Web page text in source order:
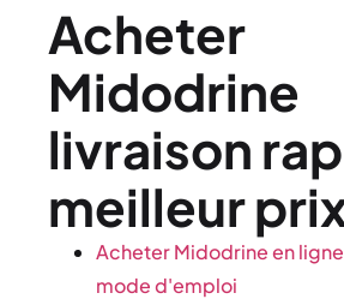
Acheter
Midodrine
livraison
meilleur
Acheter Midodrine en
mode d'emploi